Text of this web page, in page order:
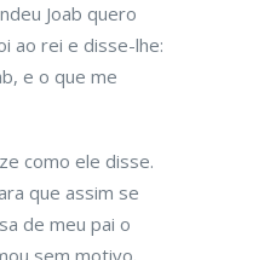
Joab quero
ao rei e disse-lhe:
e o que me
como ele disse.
que assim se
de meu pai o
sem motivo.